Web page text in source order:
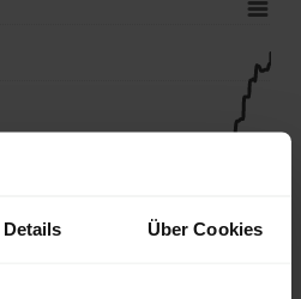
Details Über Cookies